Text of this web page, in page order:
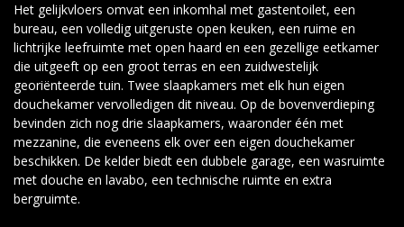
Het gelijkvloers omvat een inkomhal met gastentoilet, een
bureau, een volledig uitgeruste open keuken, een ruime en
lichtrijke leefruimte met open haard en een gezellige eetkamer
die uitgeeft op een groot terras en een zuidwestelijk
georiënteerde tuin. Twee slaapkamers met elk hun eigen
douchekamer vervolledigen dit niveau. Op de bovenverdieping
bevinden zich nog drie slaapkamers, waaronder één met
mezzanine, die eveneens elk over een eigen douchekamer
beschikken. De kelder biedt een dubbele garage, een wasruimte
met douche en lavabo, een technische ruimte en extra
bergruimte.